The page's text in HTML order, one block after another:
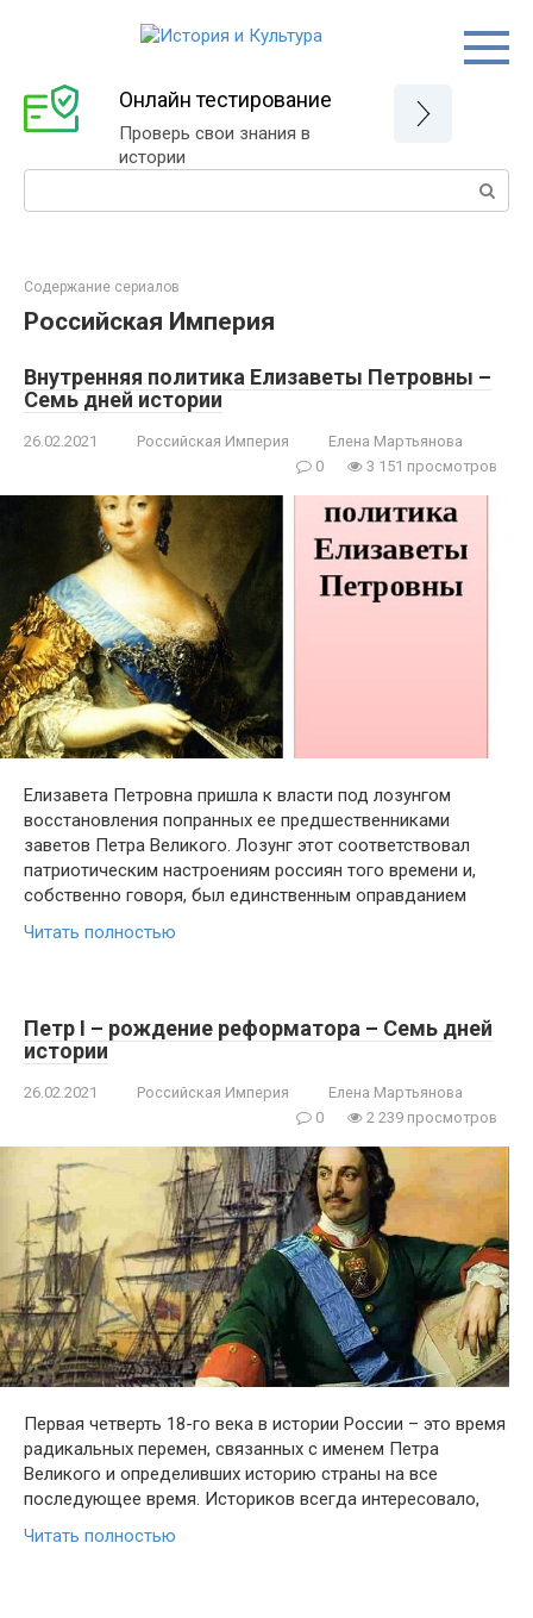
Онлайн тестирование
Проверь свои знания в
истории
Поиск:
Содержание сериалов
Российская Империя
Внутренняя политика Елизаветы Петровны –
Семь дней истории
26.02.2021 Российская Империя
Елена Мартьянова
0
3 151 просмотров
Елизавета Петровна пришла к власти под лозунгом
восстановления попранных ее предшественниками
заветов Петра Великого. Лозунг этот соответствовал
патриотическим настроениям россиян того времени и,
собственно говоря, был единственным оправданием
Читать полностью
Петр I – рождение реформатора – Семь дней
истории
26.02.2021 Российская Империя
Елена Мартьянова
0
2 239 просмотров
Первая четверть 18-го века в истории России – это время
радикальных перемен, связанных с именем Петра
Великого и определивших историю страны на все
последующее время. Историков всегда интересовало,
Читать полностью